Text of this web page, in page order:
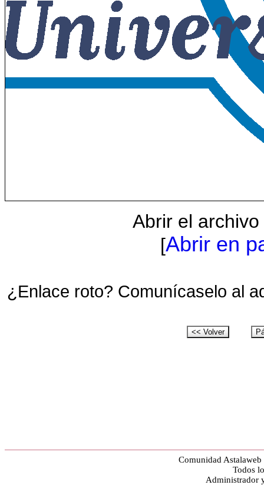
Abrir el
[Abrir en
¿Enlace roto? Comunícaselo al
Comunidad
Todos
Administrador